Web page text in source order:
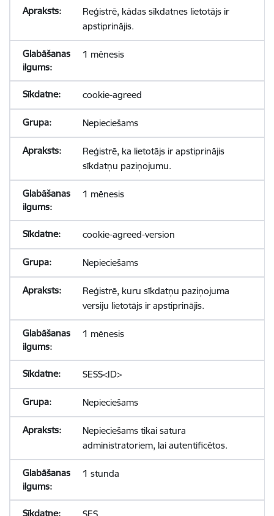
Reģistrē, kādas sīkdatnes lietotājs ir
apstiprinājis.
1 mēnesis
cookie-agreed
Nepieciešams
Reģistrē, ka lietotājs ir apstiprinājis
sīkdatņu paziņojumu.
1 mēnesis
cookie-agreed-version
Nepieciešams
Reģistrē, kuru sīkdatņu paziņojuma
versiju lietotājs ir apstiprinājis.
1 mēnesis
SESS<ID>
Nepieciešams
Nepieciešams tikai satura
administratoriem, lai autentificētos.
1 stunda